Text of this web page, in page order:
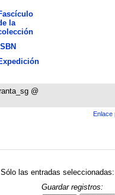
la
ISBN
@
Enlace
Sólo las entradas seleccionadas:
Guardar registros: